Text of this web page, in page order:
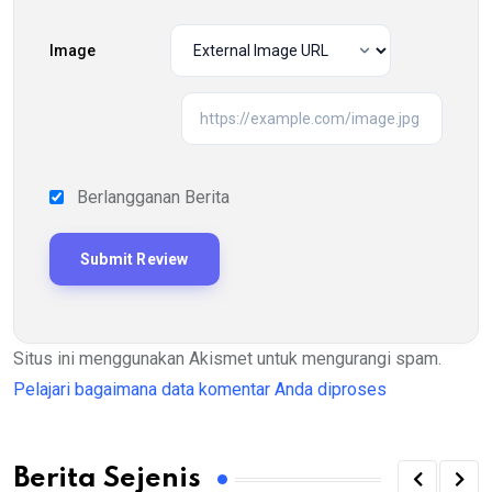
Image
Berlangganan Berita
Situs ini menggunakan Akismet untuk mengurangi spam.
Pelajari bagaimana data komentar Anda diproses
Berita Sejenis